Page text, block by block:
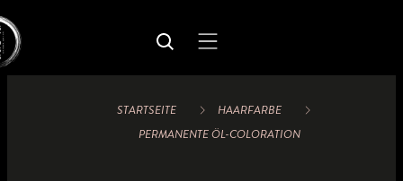
STARTSEITE
HAARFARBE
PERMANENTE ÖL-COLORATION